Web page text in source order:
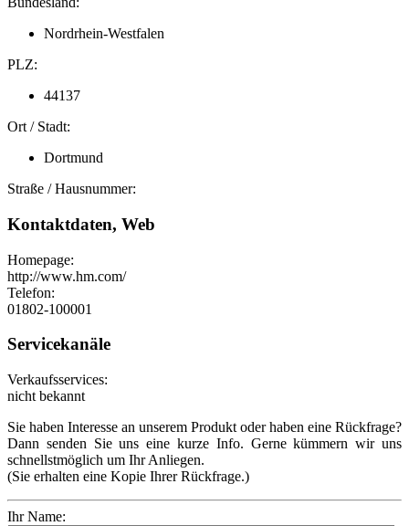
Nordrhein-Westfalen
PLZ:
44137
Ort / Stadt:
Dortmund
Straße / Hausnummer:
Kontaktdaten, Web
Homepage:
http://www.hm.com/
Telefon:
01802-100001
Servicekanäle
Verkaufsservices:
nicht bekannt
Sie haben Interesse an unserem Produkt oder haben eine Rückfrage?
Dann senden Sie uns eine kurze Info. Gerne kümmern wir uns
schnellstmöglich um Ihr Anliegen.
(Sie erhalten eine Kopie Ihrer Rückfrage.)
Ihr Name: